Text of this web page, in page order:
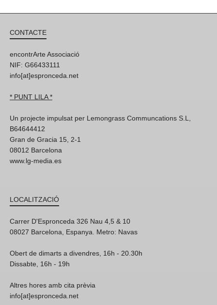
CONTACTE
encontrArte Associació
NIF: G66433111
info[at]espronceda.net
* PUNT LILA *
Un projecte impulsat per Lemongrass Communcations S.L,
B64644412
Gran de Gracia 15, 2-1
08012 Barcelona
www.lg-media.es
LOCALITZACIÓ
Carrer D'Espronceda 326 Nau 4,5 & 10
08027 Barcelona, Espanya. Metro: Navas
Obert de dimarts a divendres, 16h - 20.30h
Dissabte, 16h - 19h
Altres hores amb cita prèvia
info[at]espronceda.net